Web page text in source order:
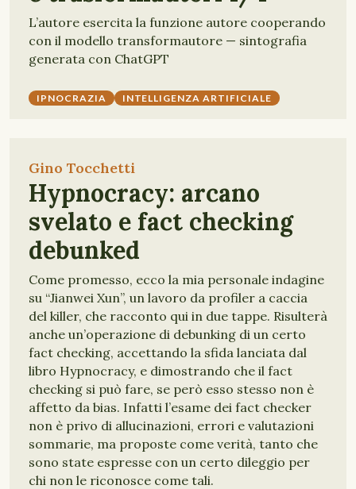
L’autore esercita la funzione autore cooperando
con il modello transformautore — sintografia
generata con ChatGPT
IPNOCRAZIA INTELLIGENZA ARTIFICIALE
Gino Tocchetti
Hypnocracy: arcano
svelato e fact checking
debunked
Come promesso, ecco la mia personale indagine
su “Jianwei Xun”, un lavoro da profiler a caccia
del killer, che racconto qui in due tappe. Risulterà
anche un’operazione di debunking di un certo
fact checking, accettando la sfida lanciata dal
libro Hypnocracy, e dimostrando che il fact
checking si può fare, se però esso stesso non è
affetto da bias. Infatti l’esame dei fact checker
non è privo di allucinazioni, errori e valutazioni
sommarie, ma proposte come verità, tanto che
sono state espresse con un certo dileggio per
chi non le riconosce come tali.